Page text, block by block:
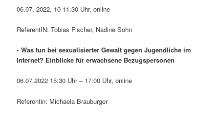
06.07. 2022, 10-11.30 Uhr, online
ReferentIN: Tobias Fischer, Nadine Sohn
• Was tun bei sexualisierter Gewalt gegen Jugendliche im
Internet? Einblicke für erwachsene Bezugspersonen
06.07.2022 15:30 Uhr – 17:00 Uhr, online
Referentin: Michaela Brauburger